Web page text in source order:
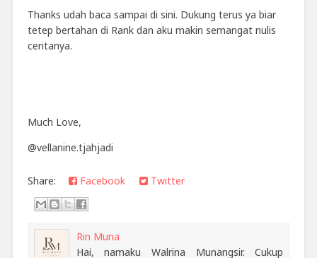
Thanks udah baca sampai di sini. Dukung terus ya biar
tetep bertahan di Rank dan aku makin semangat nulis
ceritanya.
Much Love,
@vellanine.tjahjadi
Share: Facebook Twitter
Rin Muna
Hai, namaku Walrina Munangsir. Cukup